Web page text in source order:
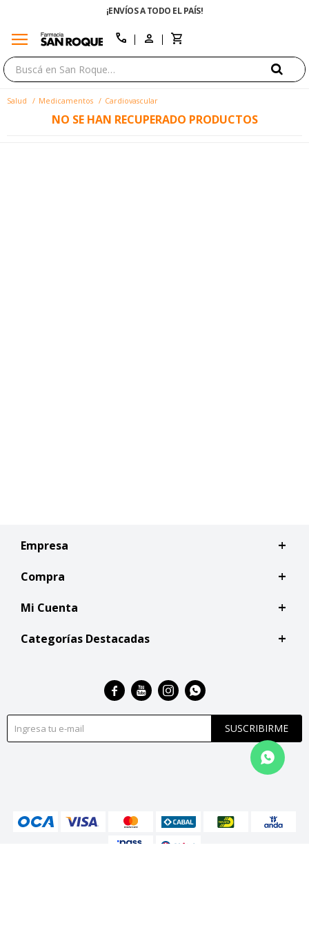
¡ENVÍOS A TODO EL PAÍS!
menu call
Salud Medicamentos Cardiovascular
NO SE HAN RECUPERADO PRODUCTOS
Empresa
Compra
Mi Cuenta
Categorías Destacadas
SUSCRIBIRME
   
close